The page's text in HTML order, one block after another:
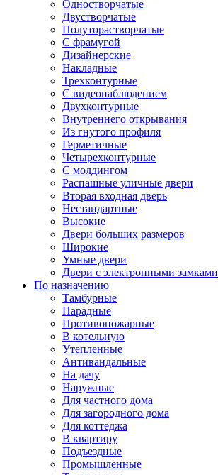
Одностворчатые
Двустворчатые
Полуторастворчатые
С фрамугой
Дизайнерские
Накладные
Трехконтурные
С видеонаблюдением
Двухконтурные
Внутреннего открывания
Из гнутого профиля
Герметичные
Четырехконтурные
С молдингом
Распашные уличные двери
Вторая входная дверь
Нестандартные
Высокие
Двери больших размеров
Широкие
Умные двери
Двери с электронными замками
По назначению
Тамбурные
Парадные
Противопожарные
В котельную
Утепленные
Антивандальные
На дачу
Наружные
Для частного дома
Для загородного дома
Для коттеджа
В квартиру
Подъездные
Промышленные